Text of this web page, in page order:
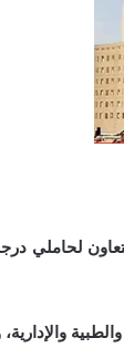
لحاملي
وذلك